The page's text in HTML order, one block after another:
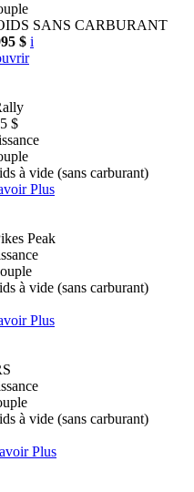
SANS CARBURANT
$ i
$
à vide (sans carburant)
Plus
Peak
à vide (sans carburant)
Plus
à vide (sans carburant)
Plus